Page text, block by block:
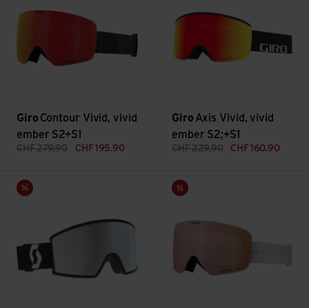
Giro Contour Vivid, vivid
ember S2+S1
CHF279.90 CHF 195.90
Giro Axis Vivid, vivid
ember S2;+S1
CHF229.90 CHF 160.90
Sale
Goggle Ambit, white chrome S2 ansehen
Sale
Contour RS W Vivid Goggle,